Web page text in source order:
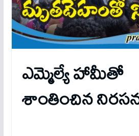
ఎమ్మెల్యే హామీతో
శాంతించిన